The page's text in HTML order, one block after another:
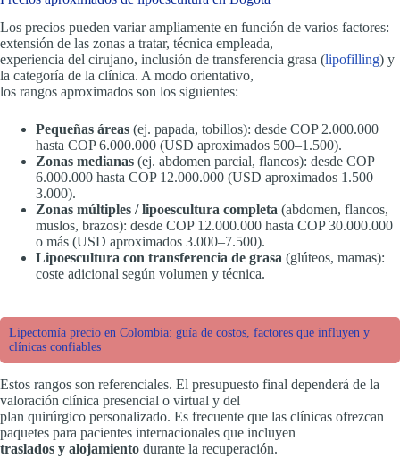
Los precios pueden variar ampliamente en función de varios factores:
extensión de las zonas a tratar, técnica empleada,
experiencia del cirujano, inclusión de transferencia grasa (lipofilling) y
la categoría de la clínica. A modo orientativo,
los rangos aproximados son los siguientes:
Pequeñas áreas (ej. papada, tobillos): desde COP 2.000.000
hasta COP 6.000.000 (USD aproximados 500–1.500).
Zonas medianas (ej. abdomen parcial, flancos): desde COP
6.000.000 hasta COP 12.000.000 (USD aproximados 1.500–
3.000).
Zonas múltiples / lipoescultura completa (abdomen, flancos,
muslos, brazos): desde COP 12.000.000 hasta COP 30.000.000
o más (USD aproximados 3.000–7.500).
Lipoescultura con transferencia de grasa (glúteos, mamas):
coste adicional según volumen y técnica.
Lipectomía precio en Colombia: guía de costos, factores que influyen y
clínicas confiables
Estos rangos son referenciales. El presupuesto final dependerá de la
valoración clínica presencial o virtual y del
plan quirúrgico personalizado. Es frecuente que las clínicas ofrezcan
paquetes para pacientes internacionales que incluyen
traslados y alojamiento durante la recuperación.